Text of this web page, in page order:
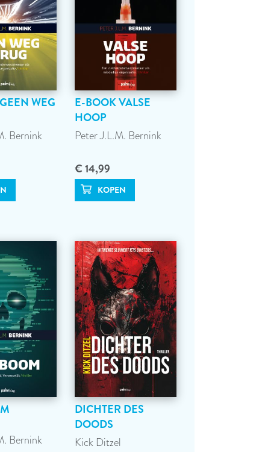
WEG
Bernink
E-BOOK VALSE
HOOP
Peter J.L.M. Bernink
€ 14,99
Bernink
DICHTER DES
DOODS
Kick Ditzel